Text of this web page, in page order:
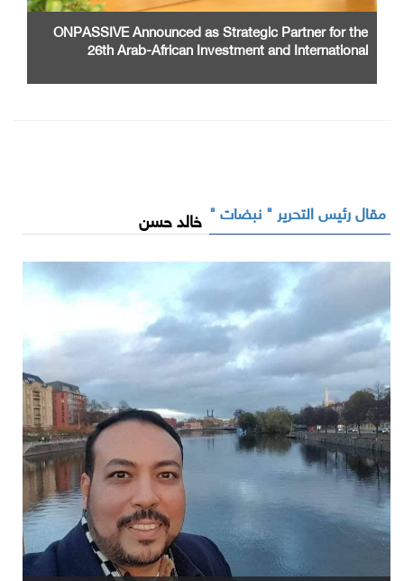
ONPASSIVE Announced as Strategic Partner for the
26th Arab-African Investment and International
مقال رئيس التحرير " نبضات " خالد حسن